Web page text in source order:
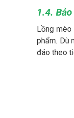
1.4.
Lồng mèo
phẩm. Dù
đáo theo